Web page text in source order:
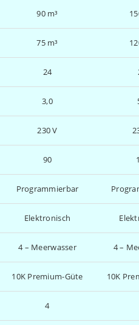
90 m³
75 m³
24
3,0
230 V
90
Programmierbar
Elektronisch
4 – Meerwasser 4 –
10K Premium-Güte 10K
4